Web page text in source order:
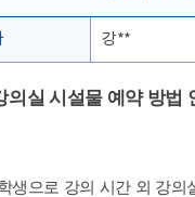
강**
의실 시설물 예약 방법
생으로 강의 시간 외 강의